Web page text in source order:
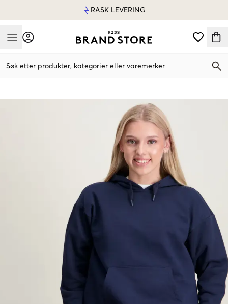
RASK LEVERING
Mobile Menu
Søk etter produkter, kategorier eller varemerker